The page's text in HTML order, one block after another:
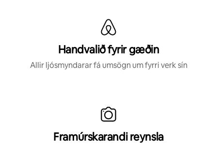
Handvalið fyrir gæðin
Allir ljósmyndarar fá umsögn um fyrri verk sín
Framúrskarandi reynsla